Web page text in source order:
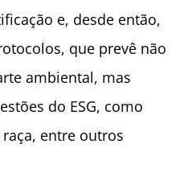
e, desde então,
que prevê não
ambiental, mas
do ESG, como
entre outros